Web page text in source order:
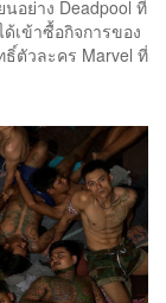
อย่าง Deadpool ที่
เข้าซื้อกิจการของ
ธิ์ตัวละคร Marvel ที่